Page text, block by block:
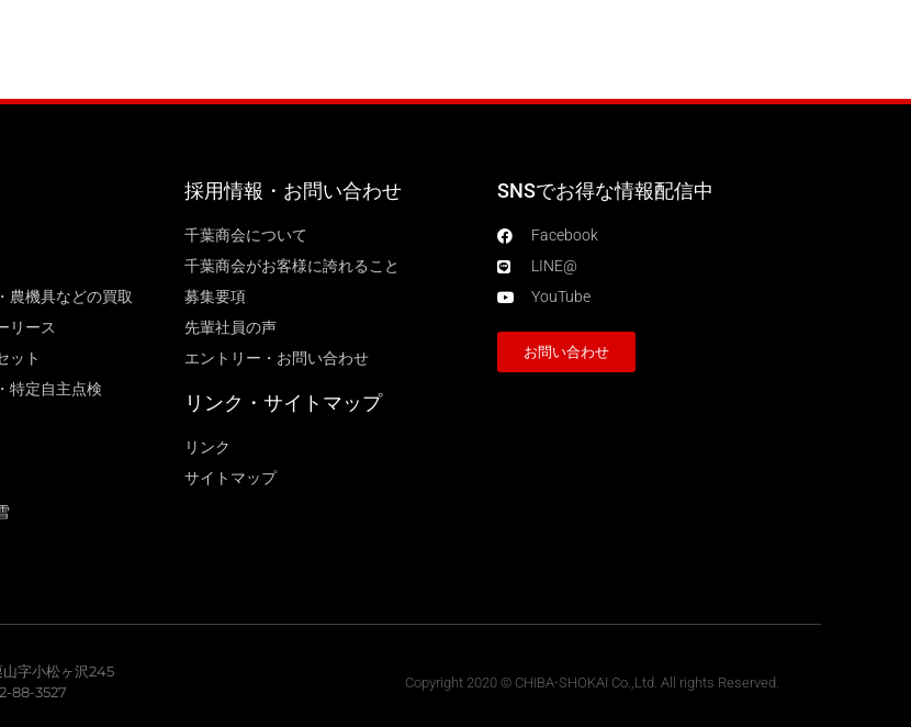
農機具などの買取
リース
ット
特定自主点検
採用情報・お問い合わせ
千葉商会について
千葉商会がお客様に誇れること​
募集要項
先輩社員の声
エントリー・お問い合わせ
リンク・サイトマップ
リンク
サイトマップ
SNSでお得な情報配信中
Facebook
LINE@
YouTube
お問い合わせ
字小松ヶ沢245
88-3527
Copyright 2020 © CHIBA-SHOKAI Co.,Ltd. All rights Reserved.